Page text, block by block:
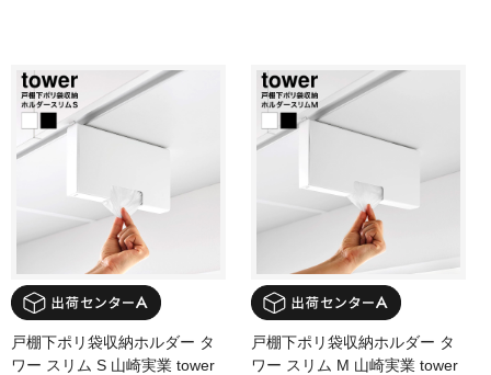
戸棚下ポリ袋収納ホルダー タ
ワー スリム S 山崎実業 tower
戸棚下ポリ袋収納ホルダー タ
ワー スリム M 山崎実業 tower